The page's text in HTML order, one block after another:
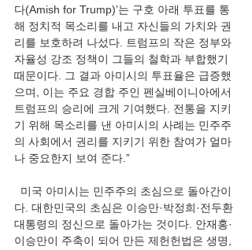
다(Amish for Trump)’는 구호 아래 투표를 통
해 정치적 목소리를 내고 자신들의 가치와 권
리를 보호하려 나섰다. 트럼프의 작은 정부와
자율성 강조 정책이 그들의 철학과 부합했기
때문이다. 그 결과 아미시의 투표율은 급증했
으며, 이는 주요 경합 주인 펜실베이니아에서
트럼프의 승리에 크게 기여했다. 전통을 지키
기 위해 목소리를 낸 아미시의 사례는 민주주
의 사회에서 권리를 지키기 위한 참여가 얼마
나 중요한지 보여 준다.”
미국 아미시는 민주주의 초심으로 돌아간이
다. 대한민국의 초심은 이승만·박정희·전두환
대통령의 정신으로 돌아가는 것이다. 안재홍·
이승만이 주축이 되어 만든 제헌헌법은 생명,